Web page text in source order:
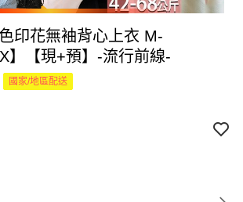
印花無袖背心上衣 M-
】【現+預】-流行前線-
國家/地區配送